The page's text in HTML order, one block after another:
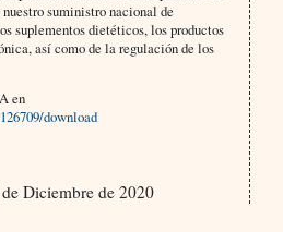
suministro nacional de
suplementos dietéticos, los productos
así como de la regulación de los
en
download
Diciembre de 2020